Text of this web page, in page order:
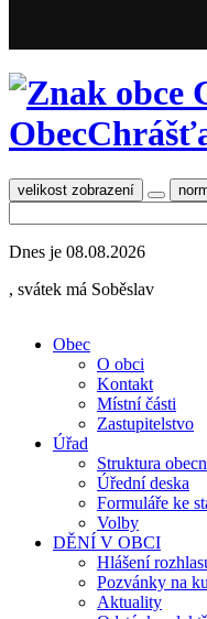
Obec
velikost zobrazení
Dnes je 08.08.2026
, svátek má Soběslav
Obec
O obci
Kontakt
Místní části
Zastupitelstvo
Úřad
Struktura
Úřední deska
Formuláře ke
Volby
DĚNÍ V OBCI
Hlášení
Pozvánky na
Aktuality